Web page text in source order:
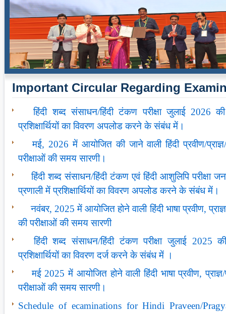
Important Circular Regarding
हिंदी शब्द संसाधन/हिंदी टंकण परीक्षा जुलाई 2026
प्रशिक्षार्थियों का विवरण अपलोड करने के संबंध में।
मई, 2026 में आयोजित की जाने वाली हिंदी प्रवीण/
परीक्षाओं की समय सारणी।
हिंदी शब्द संसाधन/हिंदी टंकण एवं हिंदी आशुलिपि परीक्षा
प्रणाली में प्रशिक्षार्थियों का विवरण अपलोड करने के संबंध में।
नवंबर, 2025 में आयोजित होने वाली हिंदी भाषा प्रवीण,
की परीक्षाओं की समय सारणी
हिंदी शब्द संसाधन/हिंदी टंकण परीक्षा जुलाई 2025
प्रशिक्षार्थियों का विवरण दर्ज करने के संबंध में ।
मई 2025 में आयोजित होने वाली हिंदी भाषा प्रवीण,
परीक्षाओं की समय सारणी।
Schedule of ecaminations for Hindi Praveen/